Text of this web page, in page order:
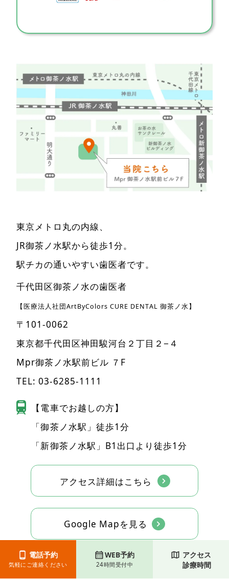
電話予約
気軽にご連絡ください
WEB予約
24時間受付中
アクセス
診療時間
東京メトロ丸の内線、
JR御茶ノ水駅から徒歩1分。
駅チカの通いやすい歯医者です。
千代田区御茶ノ水の歯医者
【医療法人社団ArtByColors CURE DENTAL 御茶ノ水】
〒101-0062
東京都千代田区神田駿河台２丁目２−４
Mpr御茶ノ水駅前ビル ７F
TEL: 03-6285-1111
【電車でお越しの方】
「御茶ノ水駅」徒歩1分
「新御茶ノ水駅」B1出口より徒歩1分
アクセス詳細はこちら
Google Mapを見る